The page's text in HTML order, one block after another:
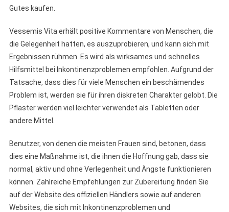
Gutes kaufen.
Vessemis Vita erhält positive Kommentare von Menschen, die
die Gelegenheit hatten, es auszuprobieren, und kann sich mit
Ergebnissen rühmen. Es wird als wirksames und schnelles
Hilfsmittel bei Inkontinenzproblemen empfohlen. Aufgrund der
Tatsache, dass dies für viele Menschen ein beschämendes
Problem ist, werden sie für ihren diskreten Charakter gelobt. Die
Pflaster werden viel leichter verwendet als Tabletten oder
andere Mittel.
Benutzer, von denen die meisten Frauen sind, betonen, dass
dies eine Maßnahme ist, die ihnen die Hoffnung gab, dass sie
normal, aktiv und ohne Verlegenheit und Ängste funktionieren
können. Zahlreiche Empfehlungen zur Zubereitung finden Sie
auf der Website des offiziellen Händlers sowie auf anderen
Websites, die sich mit Inkontinenzproblemen und